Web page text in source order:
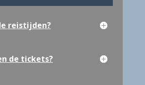
reistijden?
de tickets?